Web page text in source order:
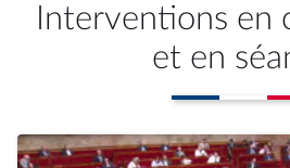
Interventions en
et en